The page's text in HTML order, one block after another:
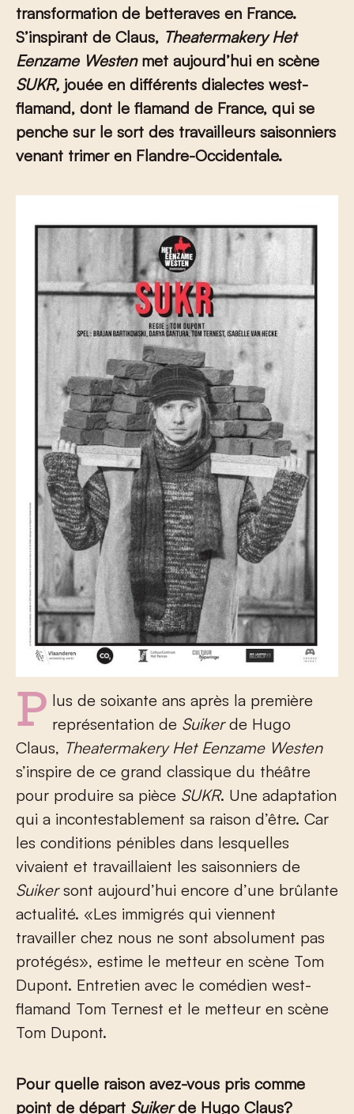
transformation de betteraves en France.
S’inspirant de Claus, Theatermakery Het
Eenzame Westen met aujourd’hui en scène
SUKR, jouée en différents dialectes west-
flamand, dont le flamand de France, qui se
penche sur le sort des travailleurs saisonniers
venant trimer en Flandre-Occidentale.
Plus de soixante ans après la première représentation de Suikerde Hugo
Claus, Theatermakery Het Eenzame Westen
s’inspire de ce grand classique du théâtre
pour produire sa pièce SUKR. Une adaptation
qui a incontestablement sa raison d’être. Car
les conditions pénibles dans lesquelles
vivaient et travaillaient les saisonniers de
Suikersont aujourd’hui encore d’une brûlante
actualité. «Les immigrés qui viennent
travailler chez nous ne sont absolument pas
protégés», estime le metteur en scène Tom
Dupont. Entretien avec le comédien west-
flamand Tom Ternest et le metteur en scène
Tom Dupont.
Pour quelle raison avez-vous pris comme
point de départ Suikerde Hugo Claus?